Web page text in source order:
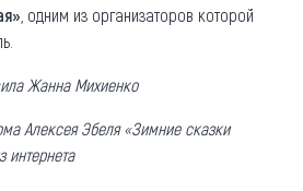
, одним из организаторов которой
Жанна Михиенко
Алексея Эбеля «Зимние сказки
интернета